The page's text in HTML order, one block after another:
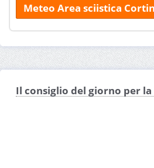
Meteo Area sciistica
Il consiglio del giorno per